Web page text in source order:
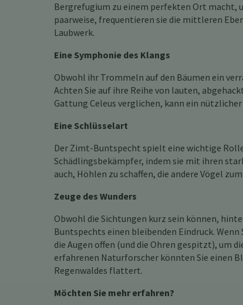
Bergrefugium zu einem perfekten Ort macht,
paarweise, frequentieren sie die mittleren
Laubwerk.
Eine Symphonie des Klangs
Obwohl ihr Trommeln auf den Bäumen ein
Achten Sie auf ihre Reihe von lauten,
Gattung Celeus verglichen, kann ein
Eine Schlüsselart
Der Zimt-Buntspecht spielt eine wichtige
Schädlingsbekämpfer, indem sie mit ihren
auch, Höhlen zu schaffen, die andere Vögel
Zeuge des Wunders
Obwohl die Sichtungen kurz sein können,
Buntspechts einen bleibenden Eindruck.
die Augen offen (und die Ohren gespitzt), um
erfahrenen Naturforscher könnten Sie einen
Regenwaldes flattert.
Möchten Sie mehr erfahren?